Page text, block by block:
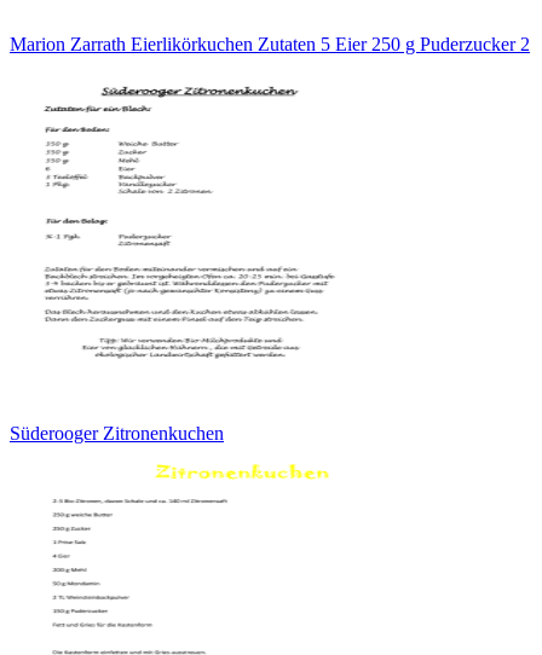
Marion Zarrath Eierlikörkuchen Zutaten 5 Eier 250 g Puderzucker 2
Süderooger Zitronenkuchen